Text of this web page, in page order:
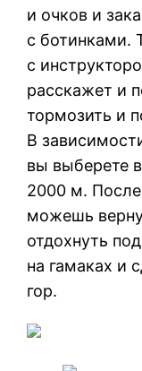
и очков и
с ботинками.
с
расскажет и
тормозить и
В
вы выберете
2000 м.
можешь
отдохнуть
на гамаках и
гор.